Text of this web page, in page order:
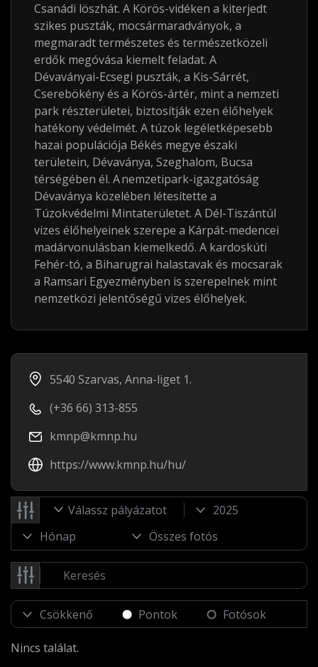
Csanádi löszhát. A Körös-vidéken a kiterjedt
szikes puszták, mocsármaradványok, a
megmaradt természetes és természetközeli
erdők megóvása kiemelt feladat. A
Dévaványai-Ecsegi puszták, a Kis-Sárrét,
Cserebökény és a Körös-ártér, mint a nemzeti
park részterületei, biztosítják ezen élőhelyek
hatékony védelmét. A túzok legéletképesebb
hazai populációja Békés megye északi
területein, Dévaványa, Szeghalom, Bucsa
térségében él. A nemzetipark-igazgatóság
Dévaványa közelében létesítette a
Túzokvédelmi Mintaterületet. A Dél-Tiszántúl
vizes élőhelyeinek szerepe a Kárpát-medencei
madárvonulásban kiemelkedő. A kardoskúti
Fehér-tó, a Biharugrai halastavak és mocsarak
a Ramsari Egyezményben is szerepelnek mint
nemzetközi jelentőségű vizes élőhelyek.
5540 Szarvas, Anna-liget 1.
(+36 66) 313-855
kmnp@kmnp.hu
https://www.kmnp.hu/hu/
Válassz pályázatot
Pontok Fotósok
Nincs találat.